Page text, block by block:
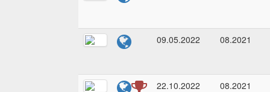
09.05.2022 08.2021
22.10.2022 08.2021